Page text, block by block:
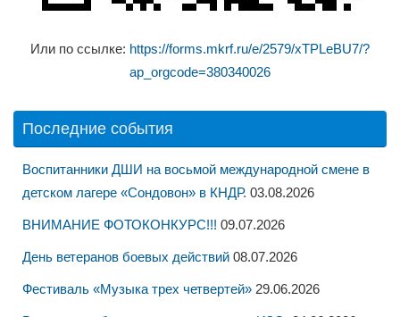
Или по ссылке: https://forms.mkrf.ru/e/2579/xTPLeBU7/?
ap_orgcode=380340026
Последние события
Воспитанники ДШИ на восьмой международной смене в
детском лагере «Сондовон» в КНДР. 03.08.2026
ВНИМАНИЕ ФОТОКОНКУРС!!! 09.07.2026
День ветеранов боевых действий 08.07.2026
Фестиваль «Музыка трех четвертей» 29.06.2026